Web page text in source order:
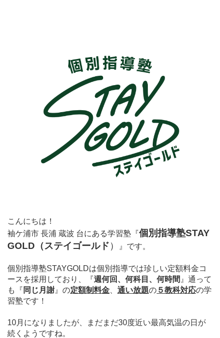
こんにちは！
袖ケ浦市 長浦 蔵波 台にある学習塾 『個別指導塾STAY
GOLD（ステイゴールド） 』 です。
個別指導塾STAYGOLDは個別指導では珍しい定額料金コ
ースを採用しており、
『週何回、何科目、何時間 』通って
も
『 同じ月謝 』の定額制料金 通い放題の ５教科対応の学
習塾です！
10月になりましたが、まだまだ30度近い最高気温の日が
続くようですね。